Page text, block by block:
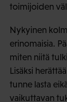
toimijoiden
Nykyinen
erinomaisia.
miten niitä
Lisäksi
tunne lasta
vaikuttavan